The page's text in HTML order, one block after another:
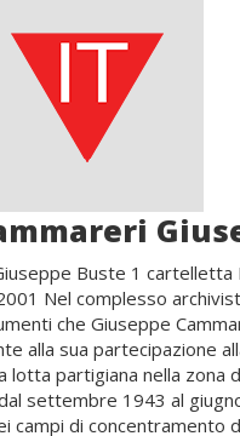
Buste 1 cartelletta
Nel complesso
che Giuseppe
alla sua partecipazione
lotta partigiana nella zona
settembre 1943 al
campi di concentramento